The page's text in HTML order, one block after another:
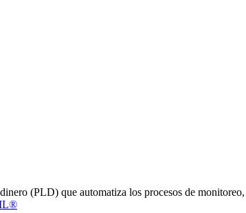
(PLD) que automatiza los procesos de